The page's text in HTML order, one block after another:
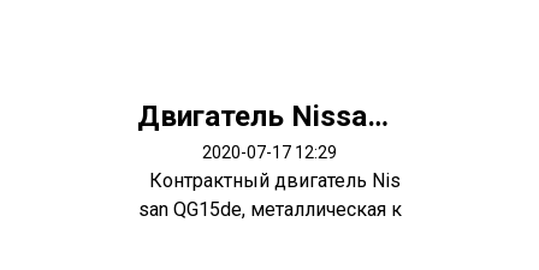
Двигатель Nissan QG15de
2020-07-17 12:29
Контрактный двигатель Nis
san QG15de, металлическая к